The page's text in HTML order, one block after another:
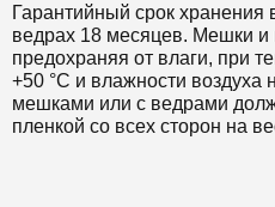
Гарантийный срок
ведрах 18 месяцев. Мешки и
предохраняя от влаги, при
+50 °С и влажности воздуха
мешками или с ведрами
пленкой со всех сторон на